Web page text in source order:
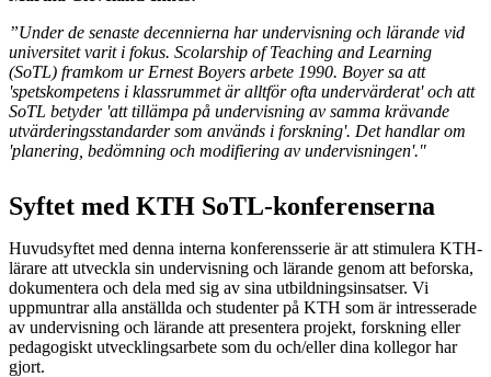
”Under de senaste decennierna har undervisning och lärande vid
universitet varit i fokus. Scolarship of Teaching and Learning
(SoTL) framkom ur Ernest Boyers arbete 1990. Boyer sa att
'spetskompetens i klassrummet är alltför ofta undervärderat' och att
SoTL betyder 'att tillämpa på undervisning av samma krävande
utvärderingsstandarder som används i forskning'. Det handlar om
'planering, bedömning och modifiering av undervisningen'."
Syftet med KTH SoTL-konferenserna
Huvudsyftet med denna interna konferensserie är att stimulera KTH-
lärare att utveckla sin undervisning och lärande genom att beforska,
dokumentera och dela med sig av sina utbildningsinsatser. Vi
uppmuntrar alla anställda och studenter på KTH som är intresserade
av undervisning och lärande att presentera projekt, forskning eller
pedagogiskt utvecklingsarbete som du och/eller dina kollegor har
gjort.